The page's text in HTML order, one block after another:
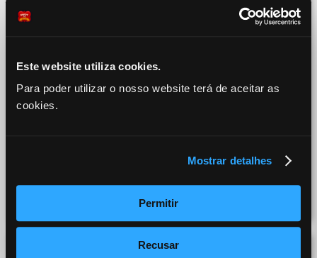
Este website utiliza cookies.
Para poder utilizar o nosso website terá de aceitar as
cookies.
Mostrar detalhes
Permitir
Recusar
ou adicionar mais uma pessoa na sua relação sexual.
Mesmo sem conhecer estas pessoas diretamente, podem
interesses em comum. Aqui podem encontrar casais com
interesses idênticos, partilhar fotografias, conversar e obter
informações sobre tudo o que se relaciona com este estilo
curiosidade suficiente para marcar um café ou um jantar e,
quem sabe, dar o próximo passo…